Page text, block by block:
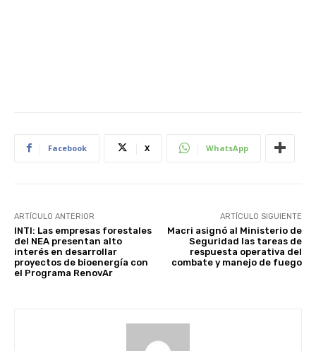
Facebook X WhatsApp
ARTÍCULO ANTERIOR
INTI: Las empresas forestales
del NEA presentan alto
interés en desarrollar
proyectos de bioenergía con
el Programa RenovAr
ARTÍCULO SIGUIENTE
Macri asignó al Ministerio de
Seguridad las tareas de
respuesta operativa del
combate y manejo de fuego